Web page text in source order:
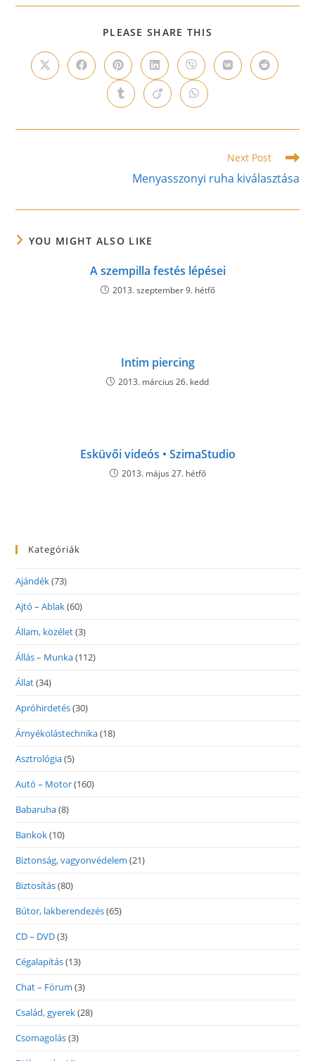
PLEASE SHARE THIS
CONTENT
Opens
in
Opens
in
window
Opens
in
a
new
window
Opens
in
a
new
window
Opens
in
a
new
window
Opens
in
Opens
in
Opens
in
new
Opens
in
new
Opens
in
new
Next Post
Menyasszonyi ruha kiválasztása
YOU MIGHT ALSO LIKE
A szempilla festés lépései
2013. szeptember 9. hétfő
Intim piercing
2013. március 26. kedd
Esküvői videós • SzimaStudio
2013. május 27. hétfő
Kategóriák
Ajándék(73)
Ajtó – Ablak(60)
Állam, közélet(3)
Állás – Munka(112)
Állat(34)
Apróhirdetés(30)
Árnyékolástechnika(18)
Asztrológia(5)
Autó – Motor(160)
Babaruha(8)
Bankok(10)
Biztonság, vagyonvédelem (21)
Biztosítás(80)
Bútor, lakberendezés(65)
CD – DVD(3)
Cégalapítás(13)
Chat – Fórum (3)
Család, gyerek(28)
Csomagolás(3)